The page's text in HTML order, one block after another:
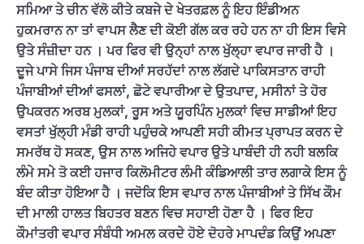
ਸਮਿਆ ਤੇ ਚੀਨ ਵੱਲੋ ਕੀਤੇ ਕਬਜੇ ਦੇ ਖੇਤਰਫ਼ਲ ਨੂੰ ਇਹ ਇੰਡੀਅਨ
ਹੁਕਮਰਾਨ ਨਾ ਤਾਂ ਵਾਪਸ ਲੈਣ ਦੀ ਕੋਈ ਗੱਲ ਕਰ ਰਹੇ ਹਨ ਨਾ ਹੀ ਇਸ ਵਿਸੇ
ਉਤੇ ਸੰਜ਼ੀਦਾ ਹਨ । ਪਰ ਫਿਰ ਵੀ ਉਨ੍ਹਾਂ ਨਾਲ ਖੁੱਲ੍ਹਾ ਵਪਾਰ ਜਾਰੀ ਹੈ ।
ਦੂਜੇ ਪਾਸੇ ਜਿਸ ਪੰਜਾਬ ਦੀਆਂ ਸਰਹੱਦਾਂ ਨਾਲ ਲੱਗਦੇ ਪਾਕਿਸਤਾਨ ਰਾਹੀ
ਪੰਜਾਬੀਆਂ ਦੀਆਂ ਫਸਲਾਂ, ਛੋਟੇ ਵਪਾਰੀਆ ਦੇ ਉਤਪਾਦ, ਮਸੀਨਾਂ ਤੇ ਹੋਰ
ਉਪਕਰਨ ਅਰਬ ਮੁਲਕਾਂ, ਰੂਸ ਅਤੇ ਯੂਰਪਿੰਨ ਮੁਲਕਾਂ ਵਿਚ ਸਾਡੀਆਂ ਇਹ
ਵਸਤਾਂ ਖੁੱਲ੍ਹੀ ਮੰਡੀ ਰਾਹੀ ਪਹੁੰਚਕੇ ਆਪਣੀ ਸਹੀ ਕੀਮਤ ਪ੍ਰਾਪਤ ਕਰਨ ਦੇ
ਸਮਰੱਥ ਹੋ ਸਕਣ, ਉਸ ਨਾਲ ਅਜਿਹੇ ਵਪਾਰ ਉਤੇ ਪਾਬੰਦੀ ਹੀ ਨਹੀ ਬਲਕਿ
ਲੰਮੇ ਸਮੇ ਤੋ ਕਈ ਹਜਾਰ ਕਿਲੋਮੀਟਰ ਲੰਮੀ ਕੰਡਿਆਲੀ ਤਾਰ ਲਗਾਕੇ ਇਸ ਨੂੰ
ਬੰਦ ਕੀਤਾ ਹੋਇਆ ਹੈ । ਜਦੋਕਿ ਇਸ ਵਪਾਰ ਨਾਲ ਪੰਜਾਬੀਆਂ ਤੇ ਸਿੱਖ ਕੌਮ
ਦੀ ਮਾਲੀ ਹਾਲਤ ਬਿਹਤਰ ਬਣਨ ਵਿਚ ਸਹਾਈ ਹੋਣਾ ਹੈ । ਫਿਰ ਇਹ
ਕੌਮਾਂਤਰੀ ਵਪਾਰ ਸੰਬੰਧੀ ਅਮਲ ਕਰਦੇ ਹੋਏ ਦੋਹਰੇ ਮਾਪਦੰਡ ਕਿਉਂ ਅਪਣਾ